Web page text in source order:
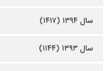
سال ۱۳۹۴ (۱۴۱۷)
سال ۱۳۹۳ (۱۱۴۴)